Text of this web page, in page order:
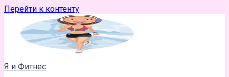
Перейти к контенту
Я и Фитнес